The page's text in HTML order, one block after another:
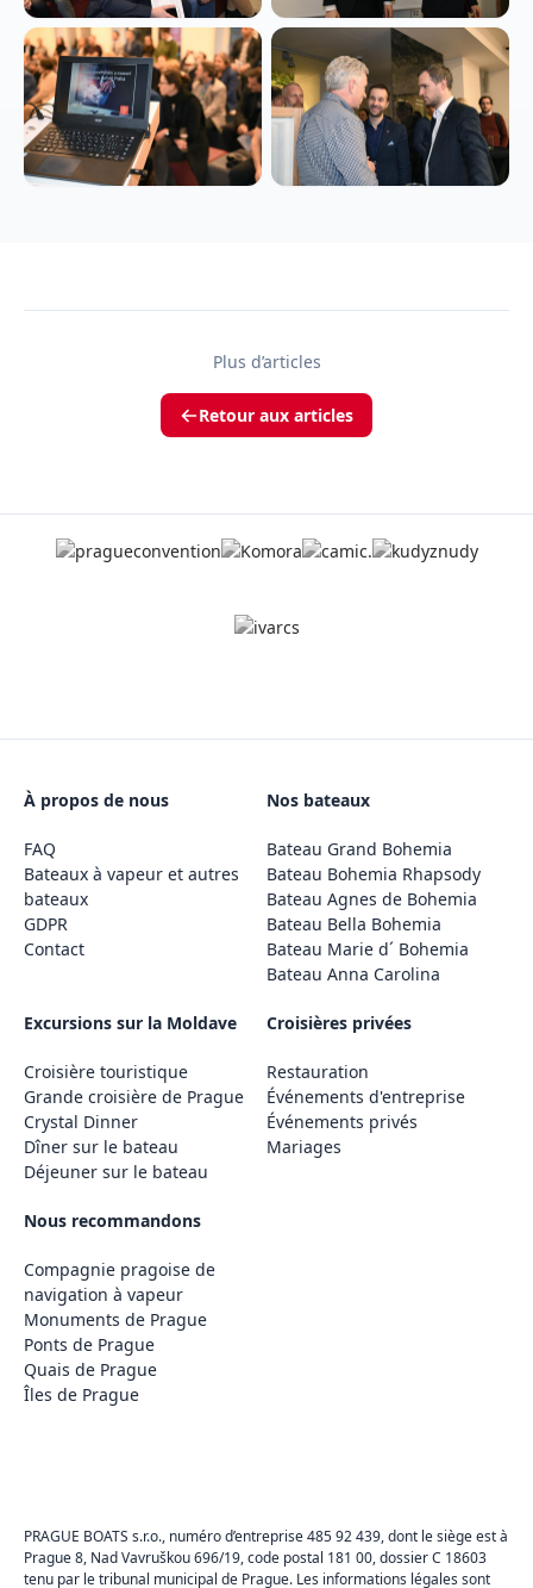
Plus d’articles
Retour aux articles
À propos de nous
FAQ
Bateaux à vapeur et autres
bateaux
GDPR
Contact
Nos bateaux
Bateau Grand Bohemia
Bateau Bohemia Rhapsody
Bateau Agnes de Bohemia
Bateau Bella Bohemia
Bateau Marie d´ Bohemia
Bateau Anna Carolina
Excursions sur la Moldave
Croisière touristique
Grande croisière de Prague
Crystal Dinner
Dîner sur le bateau
Déjeuner sur le bateau
Croisières privées
Restauration
Événements d'entreprise
Événements privés
Mariages
Nous recommandons
Compagnie pragoise de
navigation à vapeur
Monuments de Prague
Ponts de Prague
Quais de Prague
Îles de Prague
PRAGUE BOATS s.r.o., numéro d’entreprise 485 92 439, dont le siège est à
Prague 8, Nad Vavruškou 696/19, code postal 181 00, dossier C 18603
tenu par le tribunal municipal de Prague. Les informations légales sont